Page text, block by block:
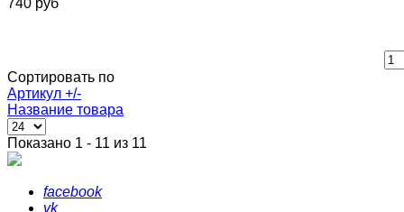
740 руб
Сортировать по
Артикул +/-
Название товара
Показано 1 - 11 из 11
facebook
vk